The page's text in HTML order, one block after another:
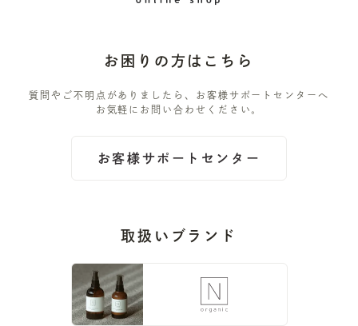
お困りの方はこちら
質問やご不明点がありましたら、お客様サポートセンターへ
お気軽にお問い合わせください。
お客様サポートセンター
取扱いブランド